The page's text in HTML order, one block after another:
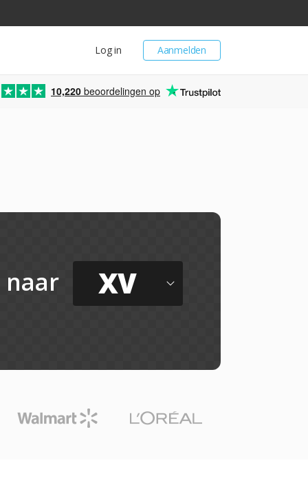
Aanmelden
Log in
10,220 beoordelingen op
naar XV